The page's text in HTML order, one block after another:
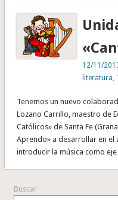
12/11/
literatura
Tenemos un nuevo
Lozano Carrillo, maestro de
Católicos» de Santa Fe
Aprendo» a desarrollar en el
introducir la música como
Buscar